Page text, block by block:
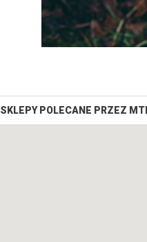
SKLEPY POLECANE PRZEZ